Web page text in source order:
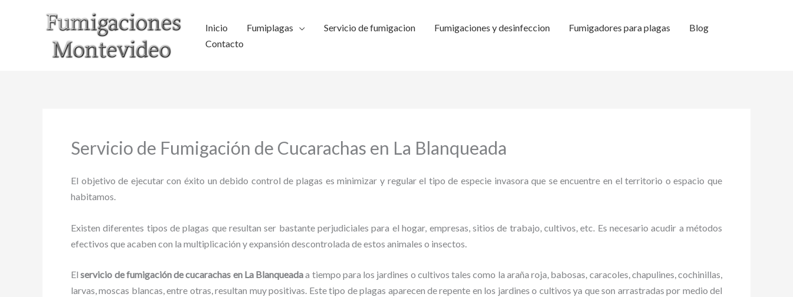
Inicio Fumiplagas Servicio de fumigacion Fumigaciones y desinfeccion Fumigadores para plagas
Blog
Contacto
Servicio de Fumigación de Cucarachas en La Blanqueada
El objetivo de ejecutar con éxito un debido control de plagas es minimizar y regular el tipo de especie invasora que se encuentre en el territorio o espacio que
habitamos.
Existen diferentes tipos de plagas que resultan ser bastante perjudiciales para el hogar, empresas, sitios de trabajo, cultivos, etc. Es necesario acudir a métodos
efectivos que acaben con la multiplicación y expansión descontrolada de estos animales o insectos.
Elservicio de fumigación de cucarachas en La Blanqueadaa tiempo para los jardines o cultivos tales como la araña roja, babosas, caracoles, chapulines, cochinillas,
larvas, moscas blancas, entre otras, resultan muy positivas. Este tipo de plagas aparecen de repente en los jardines o cultivos ya que son arrastradas por medio del